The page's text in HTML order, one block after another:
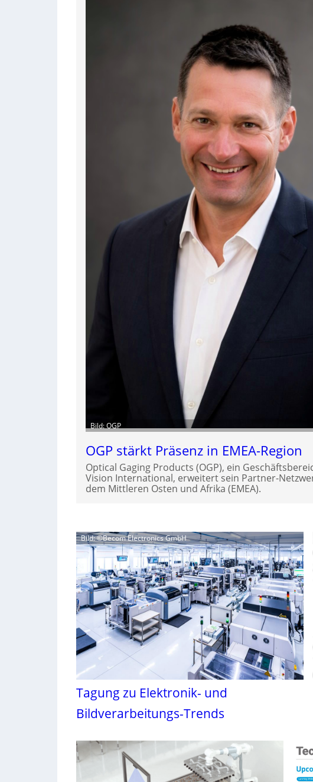
Bild: OGP
OGP stärkt Präsenz in EMEA-Region
Optical Gaging Products (OGP), ein
Vision International, erweitert sein Partner-
dem Mittleren Osten und Afrika (EMEA).
Bild: ©Becom Electronics GmbH
Tagung zu Elektronik- und
Bildverarbeitungs-Trends